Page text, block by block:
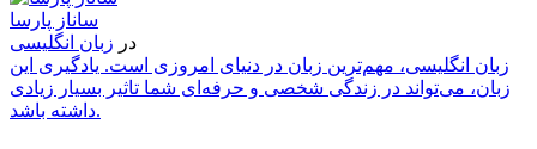
ساناز پارسا
در زبان انگلیسی
زبان انگلیسی، مهم‌ترین زبان در دنیای امروزی است. یادگیری این
زبان، می‌تواند در زندگی شخصی و حرفه‌ای شما تاثیر بسیار زیادی
داشته باشد.